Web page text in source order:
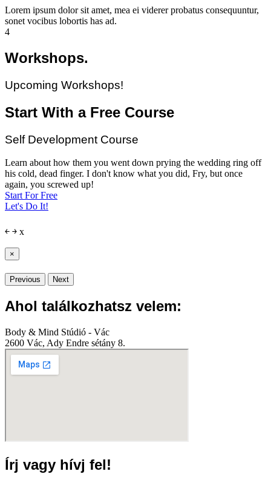
Lorem ipsum dolor sit amet, mea ei viderer probatus consequuntur,
sonet vocibus lobortis has ad.
4
Workshops.
Upcoming Workshops!
Start With a Free Course
Self Development Course
Learn about how them you went down prying the wedding ring off
his cold, dead finger. I don't know what you did, Fry, but once
again, you screwed up!
Start For Free
Let's Do It!
￩ ￫ x
×
Previous Next
Ahol találkozhatsz velem:
Body & Mind Stúdió - Vác
2600 Vác, Ady Endre sétány 8.
Írj vagy hívj fel!